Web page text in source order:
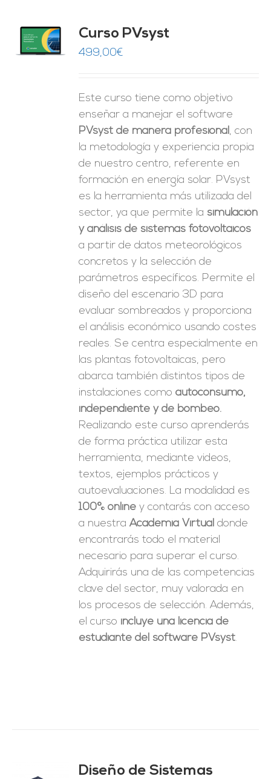
Curso PVsyst
499,00€
Este curso tiene como objetivo
enseñar a manejar el software
PVsyst de manera profesional, con
la metodología y experiencia propia
de nuestro centro, referente en
formación en energía solar. PVsyst
es la herramienta más utilizada del
sector, ya que permite la simulación
y análisis de sistemas fotovoltaicos
a partir de datos meteorológicos
concretos y la selección de
parámetros específicos. Permite el
diseño del escenario 3D para
evaluar sombreados y proporciona
el análisis económico usando costes
reales. Se centra especialmente en
las plantas fotovoltaicas, pero
abarca también distintos tipos de
instalaciones comoautoconsumo,
independiente y de bombeo.
Realizando este curso aprenderás
de forma práctica utilizar esta
herramienta, mediante videos,
textos, ejemplos prácticos y
autoevaluaciones. La modalidad es
100% online y contarás con acceso
a nuestraAcademia Virtual donde
encontrarás todo el material
necesario para superar el curso.
Adquirirás una de las competencias
clave del sector, muy valorada en
los procesos de selección. Además,
el curso incluye una licencia de
estudiante del software PVsyst.
Diseño de Sistemas